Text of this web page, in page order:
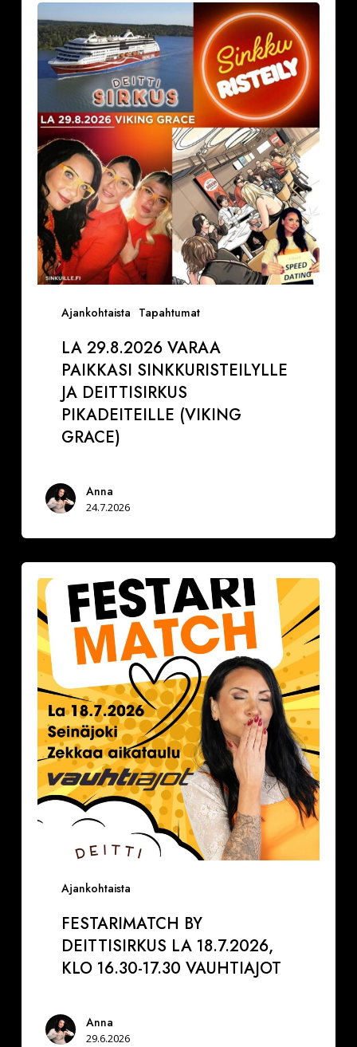
Ajankohtaista Tapahtumat
29.8.2026
Varaa
paikkasi
Sinkkuristeilylle
Deittisirkus
pikadeiteille
(Viking
Grace)
LA 29.8.2026 VARAA
PAIKKASI SINKKURISTEILYLLE
JA DEITTISIRKUS
PIKADEITEILLE (VIKING
GRACE)
Anna
24.7.2026
Ajankohtaista
Deittisirkus
18.7.2026,
klo
16.30-
17.30
VAUHTIAJOT
FESTARIMATCH BY
DEITTISIRKUS LA 18.7.2026,
KLO 16.30-17.30 VAUHTIAJOT
Anna
29.6.2026